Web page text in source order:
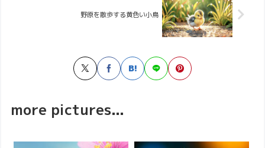
野原を散歩する黄色い小鳥
more pictures...